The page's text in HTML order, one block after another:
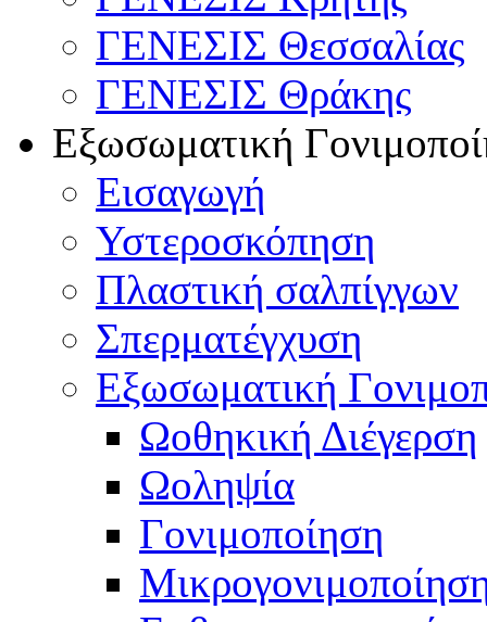
ΓΕΝΕΣΙΣ Θεσσαλίας
ΓΕΝΕΣΙΣ Θράκης
Εξωσωματική
Εισαγωγή
Υστεροσκόπηση
Πλαστική σαλπίγγων
Σπερματέγχυση
Εξωσωματική
Ωοθηκική Διέγερση
Ωοληψία
Γονιμοποίηση